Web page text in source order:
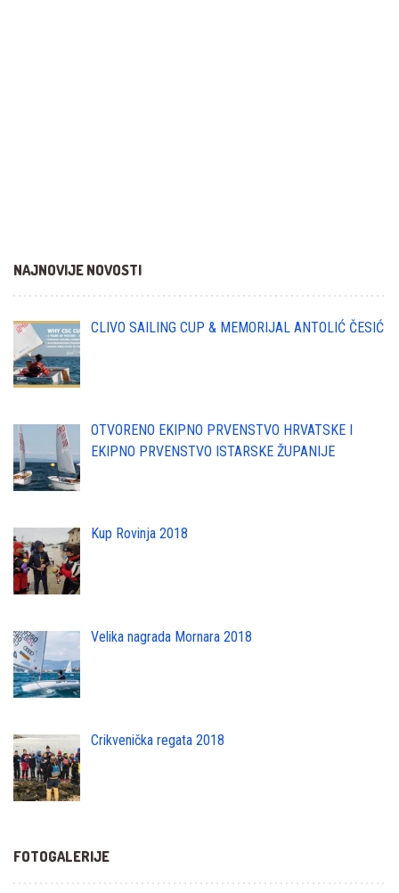
NAJNOVIJE NOVOSTI
CLIVO SAILING CUP & MEMORIJAL ANTOLIĆ ČESIĆ
OTVORENO EKIPNO PRVENSTVO HRVATSKE I
EKIPNO PRVENSTVO ISTARSKE ŽUPANIJE
Kup Rovinja 2018
Velika nagrada Mornara 2018
Crikvenička regata 2018
FOTOGALERIJE